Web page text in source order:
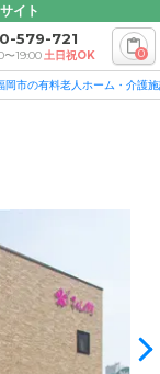
イト
579-721
〜19:00土日祝OK 0
岡市の有料老人ホーム・介護